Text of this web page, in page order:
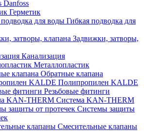
Danfoss
Герметик
Гибкая подводка для
Задвижки, затворы,
Канализация
Металлопластик
Обратные клапана
Полипропилен KALDE
Резьбовые фитинги
Система KAN-THERM
Системы защиты
Смесительные клапаны